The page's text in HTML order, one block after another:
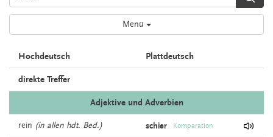
Menü
Hochdeutsch Plattdeutsch
direkte Treffer
Adjektive und Adverbien
rein (in allen hdt. Bed.) schier Komparation